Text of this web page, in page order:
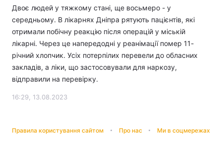
Двоє людей у тяжкому стані, ще восьмеро - у
середньому. В лікарнях Дніпра рятують пацієнтів, які
отримали побічну реакцію після операцій у міській
лікарні. Через це напередодні у реанімації помер 11-
річний хлопчик. Усіх потерпілих перевели до обласних
закладів, а ліки, що застосовували для наркозу,
відправили на перевірку.
16:29, 13.08.2023
Правила користування сайтом Про нас Ми в соцмережах